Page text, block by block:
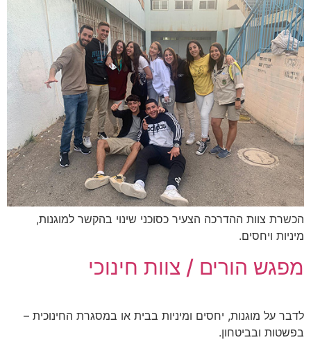
הכשרת צוות ההדרכה הצעיר כסוכני שינוי בהקשר למוגנות,
מיניות ויחסים.
מפגש הורים / צוות חינוכי
לדבר על מוגנות, יחסים ומיניות בבית או במסגרת החינוכית –
בפשטות ובביטחון.